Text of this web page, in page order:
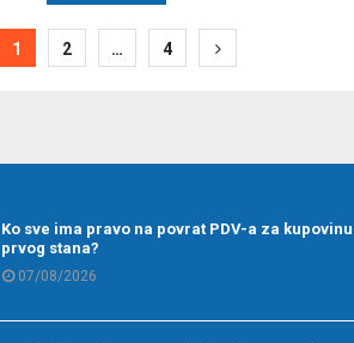
1 2 … 4
Ko sve ima pravo na povrat PDV-a za kupovinu
prvog stana?
07/08/2026